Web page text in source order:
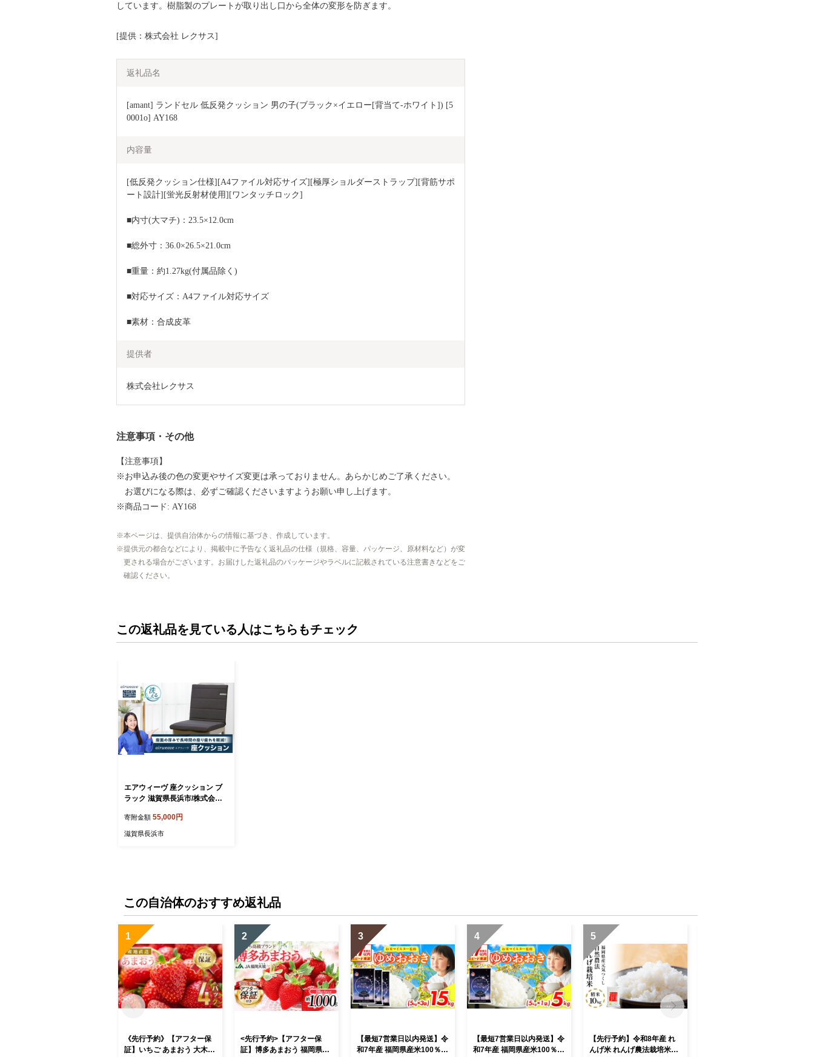
しています。樹脂製のプレートが取り出し口から全体の変形を防ぎます。
[提供：株式会社 レクサス]
返礼品名
[amant] ランドセル 低反発クッション 男の子(ブラック×イエロー[背当て-ホワイト]) [5
0001o] AY168
内容量
[低反発クッション仕様][A4ファイル対応サイズ][極厚ショルダーストラップ][背筋サポ
ート設計][蛍光反射材使用][ワンタッチロック]
■内寸(大マチ)：23.5×12.0cm
■総外寸：36.0×26.5×21.0cm
■重量：約1.27kg(付属品除く)
■対応サイズ：A4ファイル対応サイズ
■素材：合成皮革
提供者
株式会社レクサス
注意事項・その他
【注意事項】
※お申込み後の色の変更やサイズ変更は承っておりません。あらかじめご了承ください。
お選びになる際は、必ずご確認くださいますようお願い申し上げます。
※商品コード: AY168
本ページは、提供自治体からの情報に基づき、作成しています。
提供元の都合などにより、掲載中に予告なく返礼品の仕様（規格、容量、パッケージ、原材料など）が変
更される場合がございます。お届けした返礼品のパッケージやラベルに記載されている注意書きなどをご
確認ください。
この返礼品を見ている人はこちらもチェック
エアウィーヴ 座クッション ブ
ラック 滋賀県長浜市/株式会社
ウィーブ クッション 椅子用ク
ッション 座布団 高反発クッシ
寄附金額 55,000円
滋賀県長浜市
この自治体のおすすめ返礼品
1
《先行予約》【アフター保
証】いちご あまおう 大木町
2
<先行予約>【アフター保
証】博多あまおう 福岡県JA
3
【最短7営業日以内発送】令
和7年産 福岡県産米100％使
4
【最短7営業日以内発送】令
和7年産 福岡県産米100％使
5
【先行予約】令和8年産 れ
んげ米 れんげ農法栽培米